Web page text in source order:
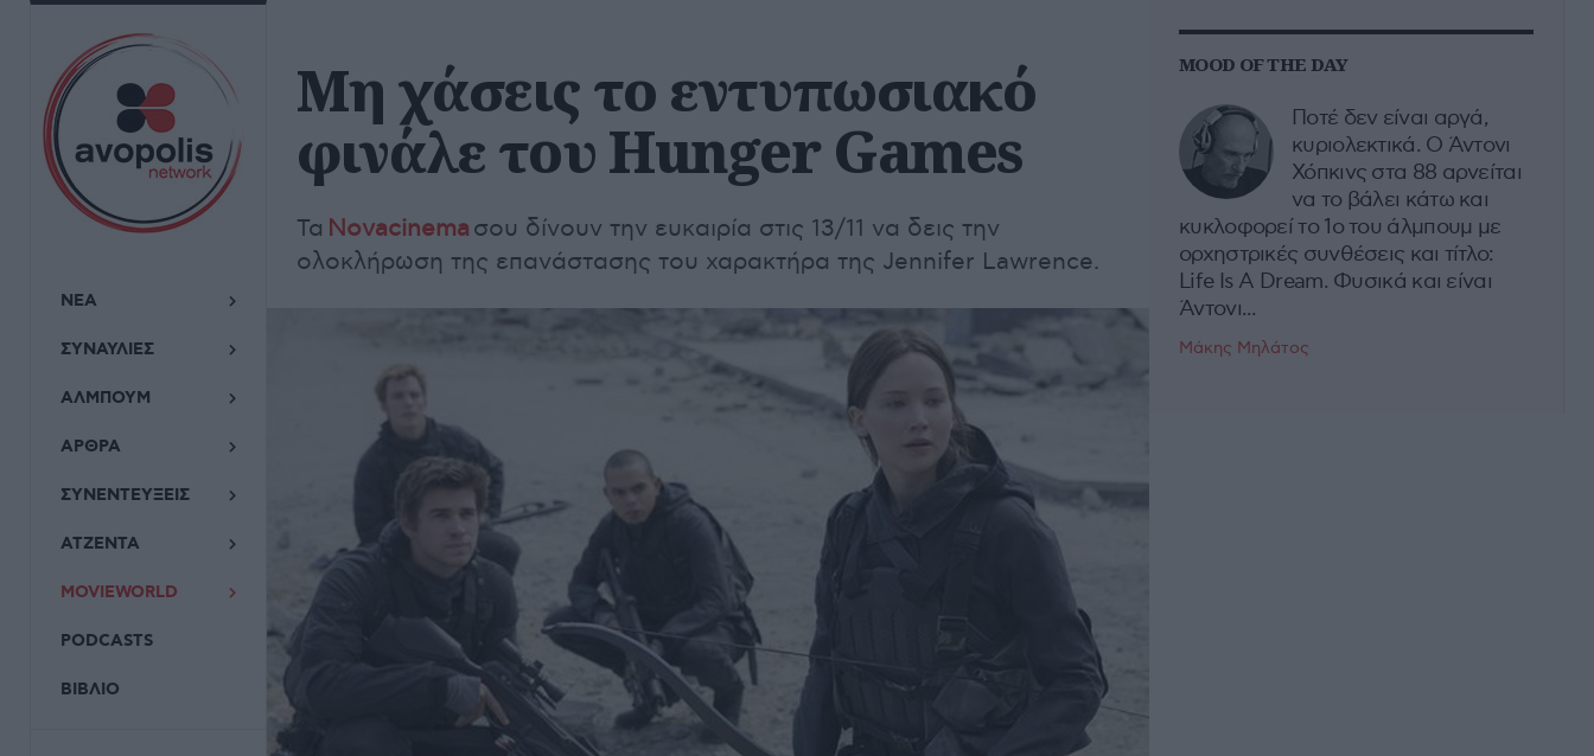
ΝΕΑ
ΣΥΝΑΥΛΙΕΣ
ΑΛΜΠΟΥΜ
ΑΡΘΡΑ
ΣΥΝΕΝΤΕΥΞΕΙΣ
ΑΤΖΕΝΤΑ
MOVIEWORLD
PODCASTS
ΒΙΒΛΙΟ
Μη χάσεις το εντυπωσιακό
φινάλε τoυ Hunger Games
Τα Novacinema σου δίνουν την ευκαιρία στις 13/11 να δεις την
ολοκλήρωση της επανάστασης του χαρακτήρα της Jennifer Lawrence.
MOOD OF THE DAY
Ποτέ δεν είναι αργά,
κυριολεκτικά. Ο Άντονι
Χόπκινς στα 88 αρνείται
να το βάλει κάτω και
κυκλοφορεί το 1ο του άλμπουμ με
ορχηστρικές συνθέσεις και τίτλο:
Life Is A Dream. Φυσικά και είναι
Άντονι...
Μάκης Μηλάτος